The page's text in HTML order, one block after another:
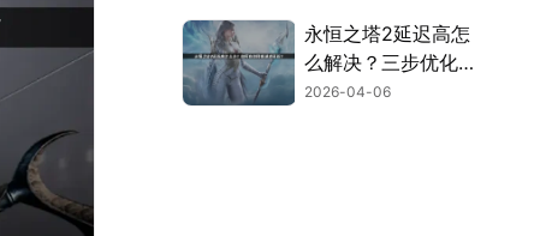
永恒之塔2延迟高怎
么解决？三步优化告
别卡顿畅玩！
2026-04-06